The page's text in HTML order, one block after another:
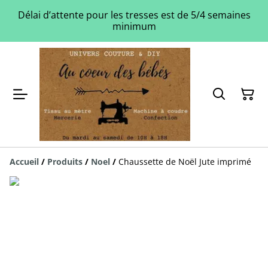
Délai d’attente pour les tresses est de 5/4 semaines
minimum
Accueil / Produits / Noel / Chaussette de Noël Jute imprimé